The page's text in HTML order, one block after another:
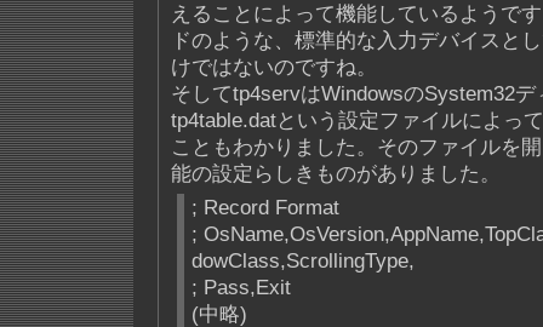
えることによって機能しているようで
ドのような、標準的な入力デバイスと
けではないのですね。
そしてtp4servはWindowsのSystem32
tp4table.datという設定ファイルによっ
こともわかりました。そのファイルを
能の設定らしきものがありました。
; Record Format
;
dowClass,ScrollingType,
; Pass,Exit
(中略)